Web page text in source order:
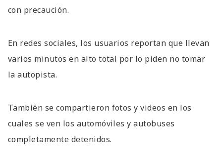
con precaución.
En redes sociales, los usuarios reportan que llevan
varios minutos en alto total por lo piden no tomar
la autopista.
También se compartieron fotos y videos en los
cuales se ven los automóviles y autobuses
completamente detenidos.